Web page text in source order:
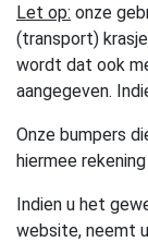
Let op: onze
(transport)
wordt dat ook
aangegeven.
Onze bumpers
hiermee rekening
Indien u het
website, neemt